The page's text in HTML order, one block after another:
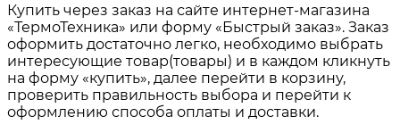
Купить через заказ на сайте интернет-магазина
«ТермоТехника» или форму «Быстрый заказ». Заказ
оформить достаточно легко, необходимо выбрать
интересующие товар(товары) и в каждом кликнуть
на форму «купить», далее перейти в корзину,
проверить правильность выбора и перейти к
оформлению способа оплаты и доставки.